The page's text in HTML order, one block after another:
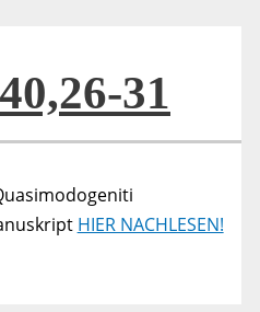
31
HIER NACHLESEN!